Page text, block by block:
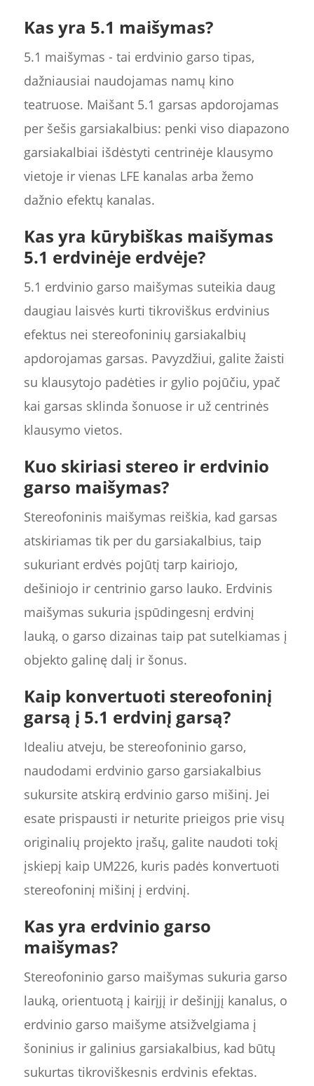
Kas yra 5.1 maišymas?
5.1 maišymas - tai erdvinio garso tipas,
dažniausiai naudojamas namų kino
teatruose. Maišant 5.1 garsas apdorojamas
per šešis garsiakalbius: penki viso diapazono
garsiakalbiai išdėstyti centrinėje klausymo
vietoje ir vienas LFE kanalas arba žemo
dažnio efektų kanalas.
Kas yra kūrybiškas maišymas
5.1 erdvinėje erdvėje?
5.1 erdvinio garso maišymas suteikia daug
daugiau laisvės kurti tikroviškus erdvinius
efektus nei stereofoninių garsiakalbių
apdorojamas garsas. Pavyzdžiui, galite žaisti
su klausytojo padėties ir gylio pojūčiu, ypač
kai garsas sklinda šonuose ir už centrinės
klausymo vietos.
Kuo skiriasi stereo ir erdvinio
garso maišymas?
Stereofoninis maišymas reiškia, kad garsas
atskiriamas tik per du garsiakalbius, taip
sukuriant erdvės pojūtį tarp kairiojo,
dešiniojo ir centrinio garso lauko. Erdvinis
maišymas sukuria įspūdingesnį erdvinį
lauką, o garso dizainas taip pat sutelkiamas į
objekto galinę dalį ir šonus.
Kaip konvertuoti stereofoninį
garsą į 5.1 erdvinį garsą?
Idealiu atveju, be stereofoninio garso,
naudodami erdvinio garso garsiakalbius
sukursite atskirą erdvinio garso mišinį. Jei
esate prispausti ir neturite prieigos prie visų
originalių projekto įrašų, galite naudoti tokį
įskiepį kaip UM226, kuris padės konvertuoti
stereofoninį mišinį į erdvinį.
Kas yra erdvinio garso
maišymas?
Stereofoninio garso maišymas sukuria garso
lauką, orientuotą į kairįjį ir dešinįjį kanalus, o
erdvinio garso maišyme atsižvelgiama į
šoninius ir galinius garsiakalbius, kad būtų
sukurtas tikroviškesnis erdvinis efektas.